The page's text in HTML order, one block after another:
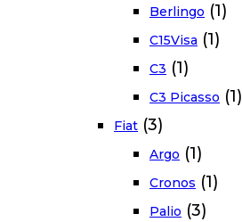
Berlingo (1)
C15Visa (1)
C3 (1)
C3 Picasso (1)
Fiat (3)
Argo (1)
Cronos (1)
Palio (3)